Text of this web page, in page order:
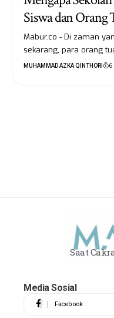
Siswa dan Orang
Mabur.co - Di zaman
sekarang, para orang
MUHAMMAD AZKA QINTHORI 6
Saat
Media Sosial
Facebook